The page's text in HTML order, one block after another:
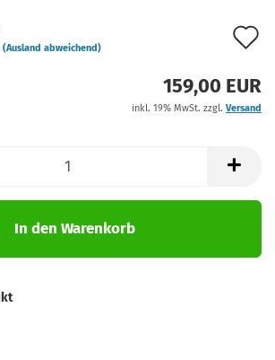
(Ausland abweichend)
159,00 EUR
inkl. 19% MwSt. zzgl. Versand
In den Warenkorb